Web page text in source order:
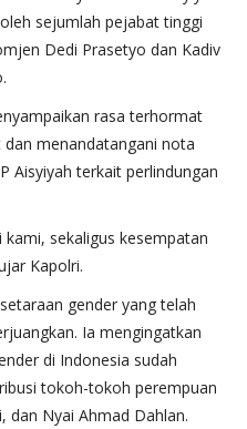
sejumlah pejabat tinggi
Dedi Prasetyo dan Kadiv
rasa terhormat
menandatangani nota
Aisyiyah terkait perlindungan
sekaligus kesempatan
Kapolri.
gender yang telah
Ia mengingatkan
di Indonesia sudah
tokoh-tokoh perempuan
dan Nyai Ahmad Dahlan.